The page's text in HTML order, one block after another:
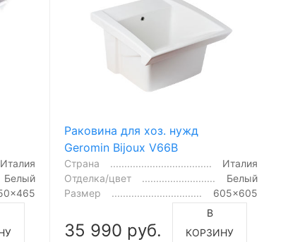
Италия
Белый
Раковина для хоз. нужд
Geromin Bijoux V66B
Страна
Италия
Отделка/цвет
Белый
Размер
605x605
35 990 руб.
В
КОРЗИНУ